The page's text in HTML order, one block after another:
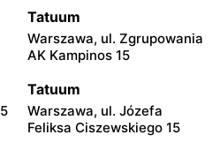
Tatuum
Warszawa, ul. Zgrupowania
AK Kampinos 15
Tatuum
Warszawa, ul. Józefa
Feliksa Ciszewskiego 15